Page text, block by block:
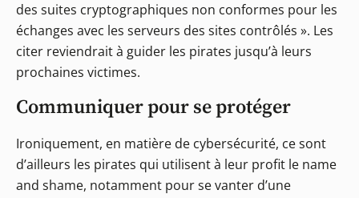
des suites cryptographiques non conformes pour les
échanges avec les serveurs des sites contrôlés ». Les
citer reviendrait à guider les pirates jusqu’à leurs
prochaines victimes.
Communiquer pour se protéger
Ironiquement, en matière de cybersécurité, ce sont
d’ailleurs les pirates qui utilisent à leur profit le name
and shame, notamment pour se vanter d’une